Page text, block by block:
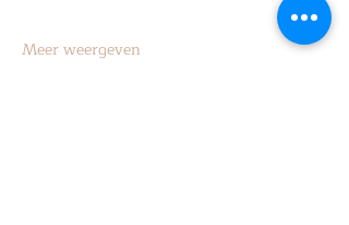
Meer weergeven